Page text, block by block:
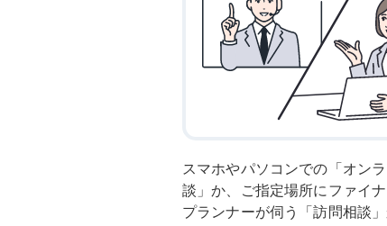
スマホやパソコンでの「オン
談」か、ご指定場所にファイ
プランナーが伺う「訪問相談